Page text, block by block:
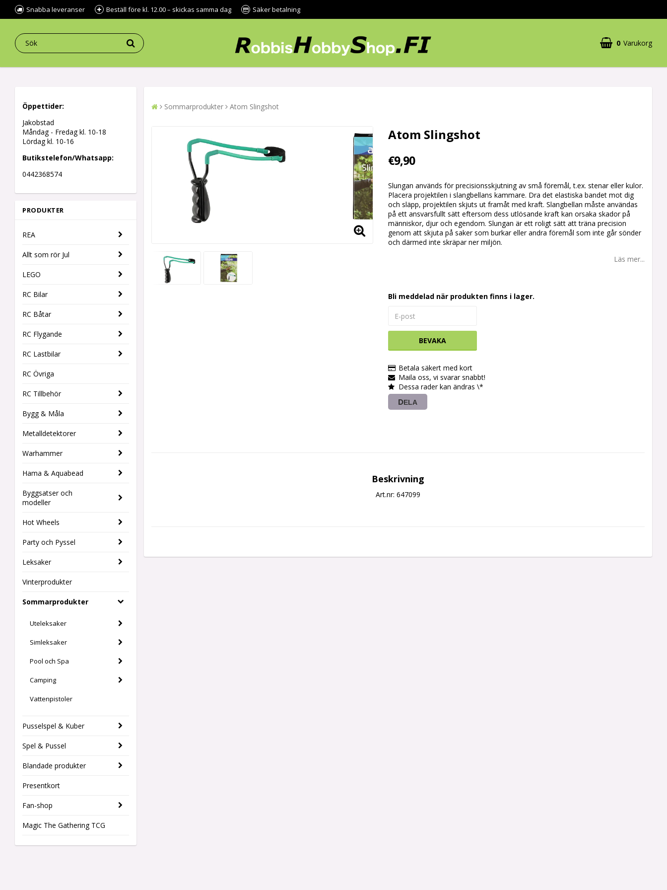
Snabba leveranser Beställ före kl. 12.00 – skickas samma dag Säker betalning
0 Varukorg
Öppettider:
Jakobstad
Måndag - Fredag kl. 10-18
Lördag kl. 10-16
Butikstelefon/Whatsapp:
0442368574
PRODUKTER
REA
Allt som rör Jul
LEGO
RC Bilar
RC Båtar
RC Flygande
RC Lastbilar
RC Övriga
RC Tillbehör
Bygg & Måla
Metalldetektorer
Warhammer
Hama & Aquabead
Byggsatser och
modeller
Hot Wheels
Party och Pyssel
Leksaker
Vinterprodukter
Sommarprodukter
Uteleksaker
Simleksaker
Pool och Spa
Camping
Vattenpistoler
Pusselspel & Kuber
Spel & Pussel
Blandade produkter
Presentkort
Fan-shop
Magic The Gathering TCG
Sommarprodukter Atom Slingshot
Atom Slingshot
€9,90
Slungan används för precisionsskjutning av små föremål, t.ex. stenar eller kulor.
Placera projektilen i slangbellans kammare. Dra det elastiska bandet mot dig
och släpp, projektilen skjuts ut framåt med kraft. Slangbellan måste användas
på ett ansvarsfullt sätt eftersom dess utlösande kraft kan orsaka skador på
människor, djur och egendom. Slungan är ett roligt sätt att träna precision
genom att skjuta på saker som burkar eller andra föremål som inte går sönder
och därmed inte skräpar ner miljön.
Läs mer...
Bli meddelad när produkten finns i lager.
BEVAKA
Betala säkert med kort
Maila oss, vi svarar snabbt!
Dessa rader kan ändras \*
DELA
Beskrivning
Art.nr: 647099